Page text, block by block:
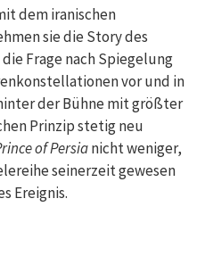
dem iranischen
sie die Story des
Frage nach Spiegelung
vor und in
der Bühne mit größter
Prinzip stetig neu
of Persianicht weniger,
seinerzeit gewesen
Ereignis.